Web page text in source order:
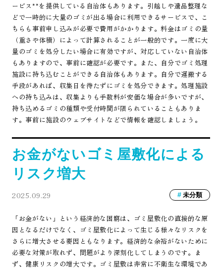
ービス**を提供している自治体もあります。引越しや遺品整理な
どで一時的に大量のゴミが出る場合に利用できるサービスで、こ
ちらも事前申し込みが必要で費用がかかります。料金はゴミの量
（重さや体積）によって計算されることが一般的です。一度に大
量のゴミを処分したい場合に有効ですが、対応していない自治体
もありますので、事前に確認が必要です。また、自分でゴミ処理
施設に持ち込むことができる自治体もあります。自分で運搬する
手段があれば、収集日を待たずにゴミを処分できます。処理施設
への持ち込みは、収集よりも手数料が安価な場合が多いですが、
持ち込めるゴミの種類や受付時間が限られていることもありま
す。事前に施設のウェブサイトなどで情報を確認しましょう。
お金がないゴミ屋敷化による
リスク増大
2025.09.29 未分類
「お金がない」という経済的な困窮は、ゴミ屋敷化の直接的な原
因となるだけでなく、ゴミ屋敷化によって生じる様々なリスクを
さらに増大させる要因ともなります。経済的な余裕がないために
必要な対策が取れず、問題がより深刻化してしまうのです。ま
ず、健康リスクの増大です。ゴミ屋敷は非常に不衛生な環境であ